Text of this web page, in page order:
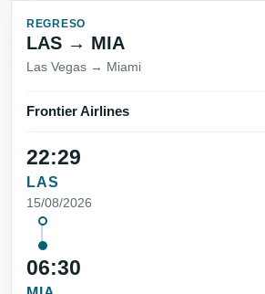
REGRESO
LAS → MIA
Las Vegas → Miami
Frontier Airlines
22:29
LAS
15/08/2026
06:30